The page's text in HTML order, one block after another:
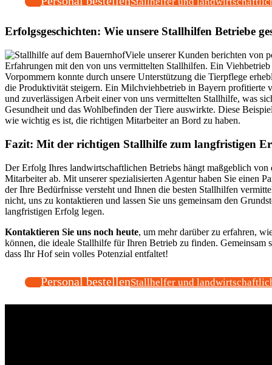
Erfolgsgeschichten: Wie unsere Stallhilfen Betriebe
Viele unserer Kunden berichten von
Erfahrungen mit den von uns vermittelten Stallhilfen. Ein
Vorpommern konnte durch unsere Unterstützung die Tierpflege
die Produktivität steigern. Ein Milchviehbetrieb in Bayern profitierte
und zuverlässigen Arbeit einer von uns vermittelten Stallhilfe, was
Gesundheit und das Wohlbefinden der Tiere auswirkte. Diese
wie wichtig es ist, die richtigen Mitarbeiter an Bord zu haben.
Fazit: Mit der richtigen Stallhilfe zum langfristigen
Der Erfolg Ihres landwirtschaftlichen Betriebs hängt maßgeblich von
Mitarbeiter ab. Mit unserer spezialisierten Agentur haben Sie einen
der Ihre Bedürfnisse versteht und Ihnen die besten Stallhilfen
nicht, uns zu kontaktieren und lassen Sie uns gemeinsam den
langfristigen Erfolg legen.
Kontaktieren Sie uns noch heute, um mehr darüber zu erfahren,
können, die ideale Stallhilfe für Ihren Betrieb zu finden. Gemeinsam
dass Ihr Hof sein volles Potenzial entfaltet!
Personal bestellenStallhelfer und